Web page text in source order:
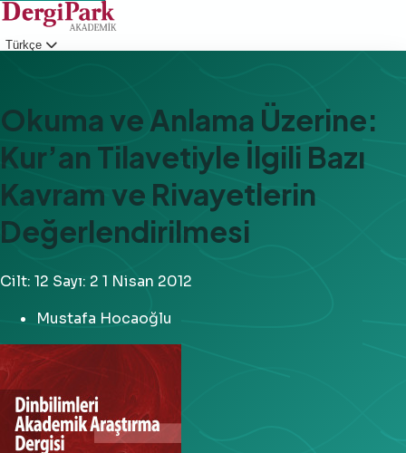
Türkçe
Okuma ve Anlama Üzerine:
Kur’an Tilavetiyle İlgili Bazı
Kavram ve Rivayetlerin
Değerlendirilmesi
Cilt: 12 Sayı: 2 1 Nisan 2012
Mustafa Hocaoğlu